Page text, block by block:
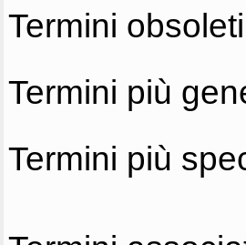
Termini
Termini più
Termini più